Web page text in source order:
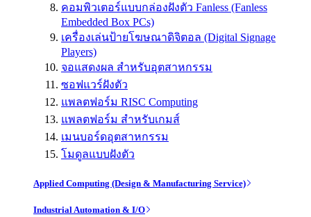
คอมพิวเตอร์แบบกล่องฝังตัว Fanless (Fanless
Embedded Box PCs)
เครื่องเล่นป้ายโฆษณาดิจิตอล (Digital Signage
Players)
จอแสดงผล สำหรับอุตสาหกรรม
ซอฟแวร์ฝังตัว
แพลตฟอร์ม RISC Computing
แพลตฟอร์ม สำหรับเกมส์
เมนบอร์ดอุตสาหกรรม
โมดูลแบบฝังตัว
Applied Computing (Design & Manufacturing Service)
Industrial Automation & I/O